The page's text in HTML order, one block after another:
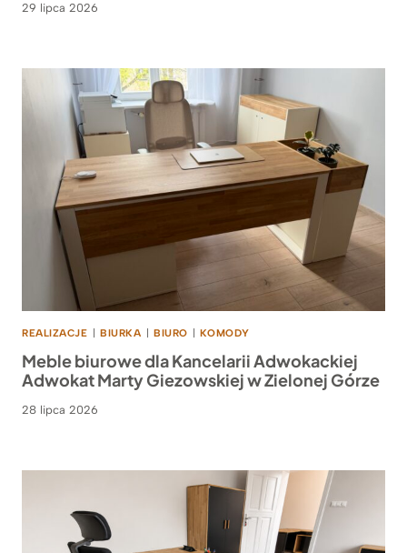
29 lipca 2026
REALIZACJE BIURKA BIURO KOMODY
Meble biurowe dla Kancelarii Adwokackiej
Adwokat Marty Giezowskiej w Zielonej Górze
28 lipca 2026